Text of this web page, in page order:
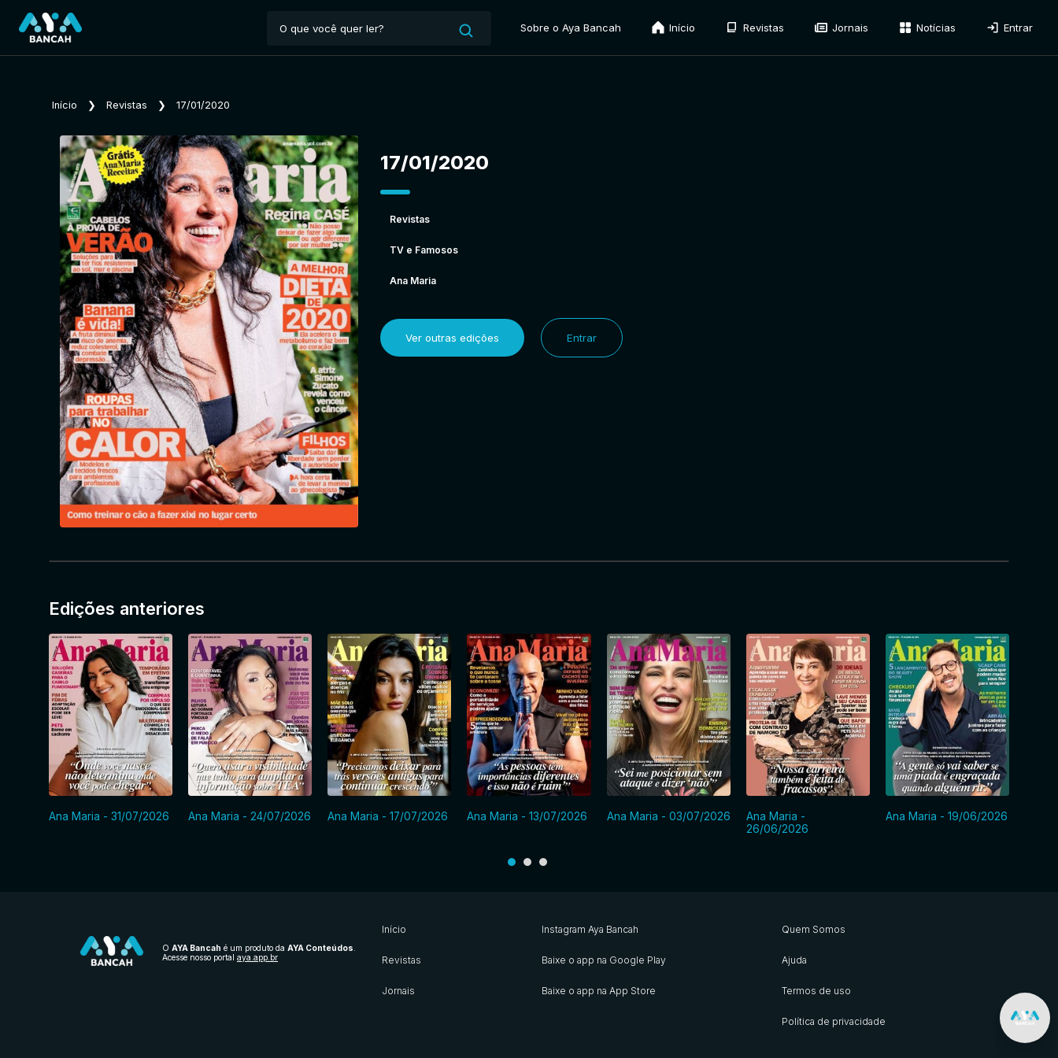
Sobre o Aya Bancah Início Revistas Jornais Notícias Entrar
Início ❯ Revistas ❯ 17/01/2020
17/01/2020
Revistas
TV e Famosos
Ana Maria
Ver outras edições Entrar
Edições anteriores
Ana Maria - 31/07/2026 Ana Maria - 24/07/2026 Ana Maria - 17/07/2026 Ana Maria - 13/07/2026 Ana Maria - 03/07/2026
Ana Maria -
26/06/2026
Ana Maria - 19/06/2026
O AYA Bancah é um produto da AYA Conteúdos
Acesse nosso portal aya.app.br
Início
Revistas
Jornais
Instagram Aya Bancah
Baixe o app na Google Play
Baixe o app na App Store
Quem Somos
Ajuda
Termos de uso
Política de privacidade